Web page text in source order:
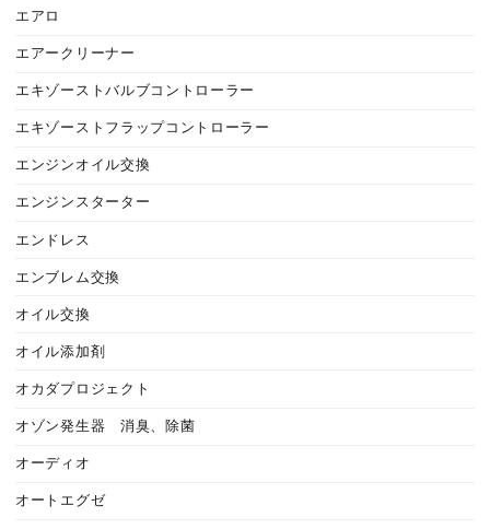
エアロ
エアークリーナー
エキゾーストバルブコントローラー
エキゾーストフラップコントローラー
エンジンオイル交換
エンジンスターター
エンドレス
エンブレム交換
オイル交換
オイル添加剤
オカダプロジェクト
オゾン発生器 消臭、除菌
オーディオ
オートエグゼ